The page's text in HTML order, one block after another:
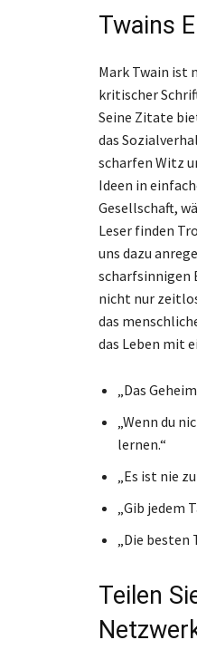
Twains
Mark Twain ist
kritischer
Seine Zitate
das
scharfen Witz
Ideen in
Gesellschaft,
Leser finden
uns dazu
scharfsinnigen
nicht nur
das
das Leben mit
„Das
„Wenn du
lernen.“
„Es ist nie
„Gib jedem
„Die
Teilen